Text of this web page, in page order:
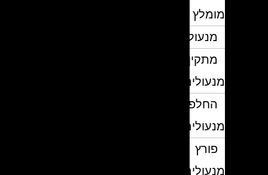
מומלץ
מנעולנים
מתקין
מנעולים
החלפת
מנעולים
פורץ
מנעולים